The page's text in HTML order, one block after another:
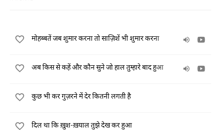
मोहब्बतें जब शुमार करना तो साज़िशें भी शुमार करना
अब किस से कहें और कौन सुने जो हाल तुम्हारे बाद हुआ
कुछ भी कर गुज़रने में देर कितनी लगती है
दिल था कि ख़ुश-ख़याल तुझे देख कर हुआ